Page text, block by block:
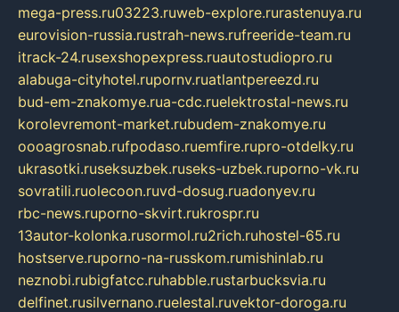
mega-press.ru03223.ruweb-explore.rurastenuya.ru
eurovision-russia.rustrah-news.rufreeride-team.ru
itrack-24.rusexshopexpress.ruautostudiopro.ru
alabuga-cityhotel.rupornv.ruatlantpereezd.ru
bud-em-znakomye.rua-cdc.ruelektrostal-news.ru
korolevremont-market.rubudem-znakomye.ru
oooagrosnab.rufpodaso.ruemfire.rupro-otdelky.ru
ukrasotki.ruseksuzbek.ruseks-uzbek.ruporno-vk.ru
sovratili.ruolecoon.ruvd-dosug.ruadonyev.ru
rbc-news.ruporno-skvirt.rukrospr.ru
13autor-kolonka.rusormol.ru2rich.ruhostel-65.ru
hostserve.ruporno-na-russkom.rumishinlab.ru
neznobi.rubigfatcc.ruhabble.rustarbucksvia.ru
delfinet.rusilvernano.ruelestal.ruvektor-doroga.ru